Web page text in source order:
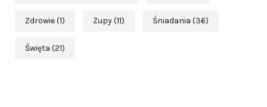
Zdrowie(1) Zupy(11) Śniadania (36)
Święta (21)